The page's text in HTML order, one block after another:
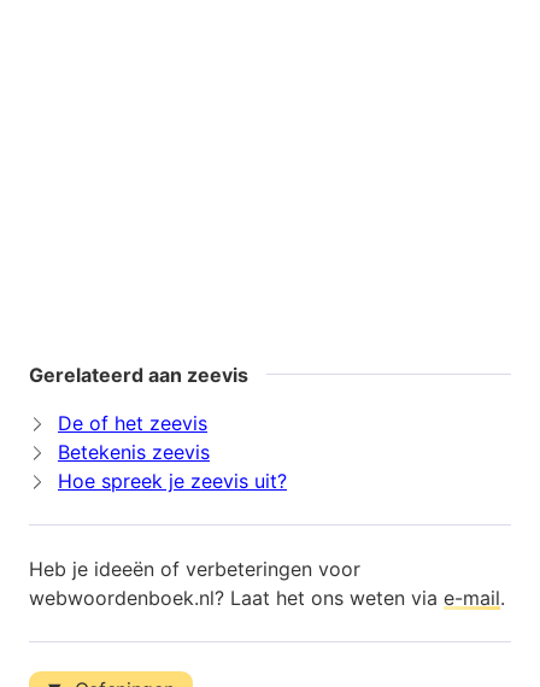
Gerelateerd aan zeevis
De of het zeevis
Betekenis zeevis
Hoe spreek je zeevis uit?
Heb je ideeën of verbeteringen voor
webwoordenboek.nl? Laat het ons weten via e-mail.